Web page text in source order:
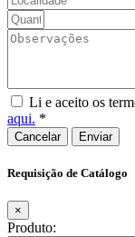
Li e aceito os
aqui. *
Cancelar
Requisição de Catálogo
×
Produto: